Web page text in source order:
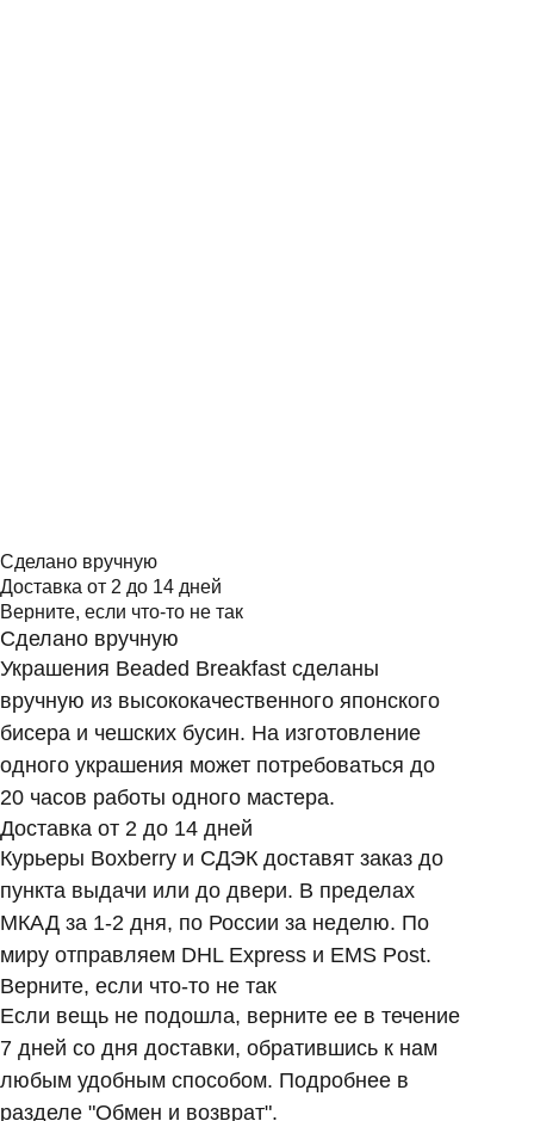
Сделано вручную
Доставка от 2 до 14 дней
Верните, если что-то не так
Сделано вручную
Украшения Beaded Breakfast сделаны
вручную из высококачественного японского
бисера и чешских бусин. На изготовление
одного украшения может потребоваться до
20 часов работы одного мастера.
Доставка от 2 до 14 дней
Курьеры Boxberry и СДЭК доставят заказ до
пункта выдачи или до двери. В пределах
МКАД за 1-2 дня, по России за неделю. По
миру отправляем DHL Express и EMS Post.
Верните, если что-то не так
Если вещь не подошла, верните ее в течение
7 дней со дня доставки, обратившись к нам
любым удобным способом. Подробнее в
разделе "Обмен и возврат".